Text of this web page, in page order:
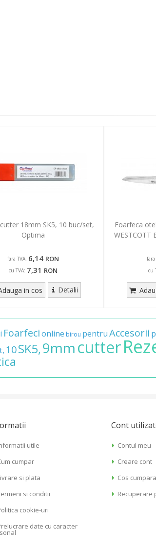
18mm SK5, 10 buc/set,
Optima
fara TVA: 6,14 RON
cu TVA: 7,31 RON
in cos Detalii
Foarfeca
WESTCOTT
fara
cu
Foarfecionline birou pentruAccesorii
10SK5,9mmcutter
utile
cumpar
si plata
si conditii
cookie-uri
date cu caracter
Cont
Contul meu
Creare cont
Cos
Recuperare